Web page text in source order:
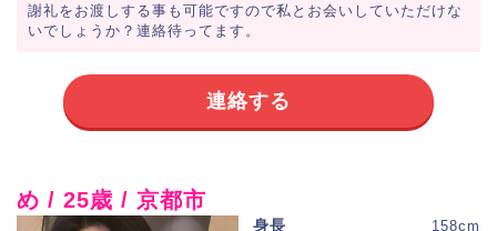
謝礼をお渡しする事も可能ですので私とお会いしていただけな
いでしょうか？連絡待ってます。
連絡する
め / 25歳 / 京都市
身長 158cm